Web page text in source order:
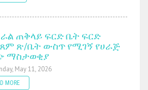
ጠቅላይ ፍርድ ቤት ፍርድ
ጽ/ቤት ውስጥ የሚገኝ የሀራጅ
ማስታወቂያ
May 11, 2026
MORE